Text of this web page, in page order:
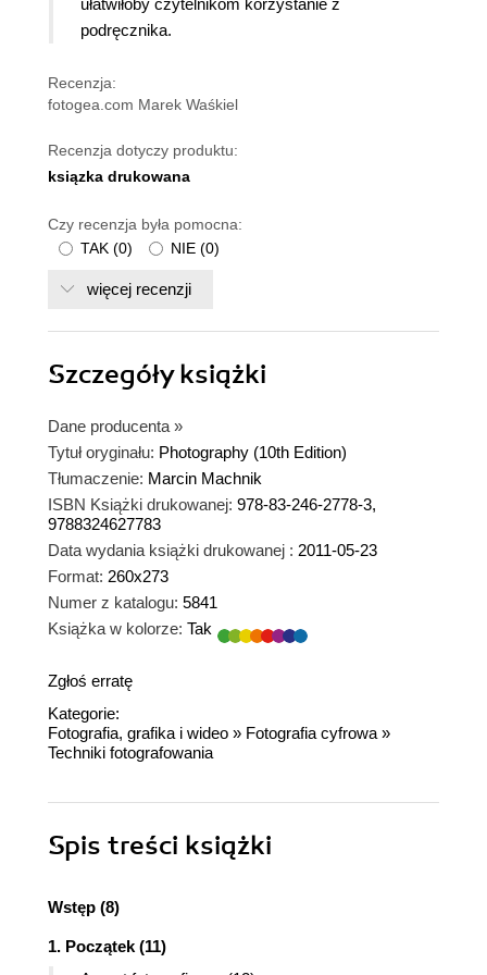
ułatwiłoby czytelnikom korzystanie z
podręcznika.
Recenzja:
fotogea.com Marek Waśkiel
Recenzja dotyczy produktu:
ksiązka drukowana
Czy recenzja była pomocna:
TAK (0) NIE (0)
więcej recenzji
Szczegółyksiążki
Dane producenta »
Tytuł oryginału: Photography (10th Edition)
Tłumaczenie: Marcin Machnik
ISBN Książki drukowanej: 978-83-246-2778-3,
9788324627783
Data wydania książki drukowanej : 2011-05-23
Format: 260x273
Numer z katalogu: 5841
Książka w kolorze: Tak
Zgłoś erratę
Kategorie:
Fotografia, grafika i wideo » Fotografia cyfrowa»
Techniki fotografowania
Spis treści książki
Wstęp (8)
1. Początek (11)